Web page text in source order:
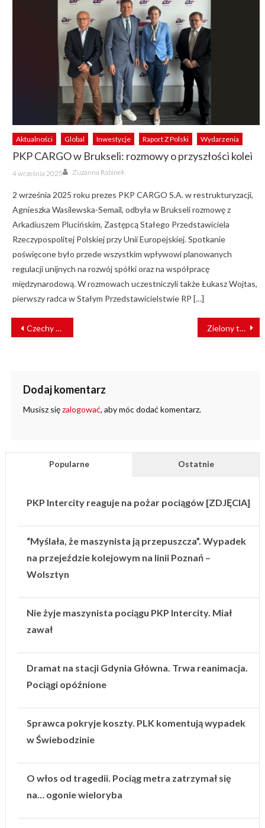
Aktualności Global Inwestycje Raport Z Polski Wydarzenia
PKP CARGO w Brukseli: rozmowy o przyszłości kolei
Posted
on
4 września 2025 Author
Zuzanna Rabinek
2 września 2025 roku prezes PKP CARGO S.A. w restrukturyzacji,
Agnieszka Wasilewska-Semail, odbyła w Brukseli rozmowę z
Arkadiuszem Plucińskim, Zastępcą Stałego Przedstawiciela
Rzeczypospolitej Polskiej przy Unii Europejskiej. Spotkanie
poświęcone było przede wszystkim wpływowi planowanych
regulacji unijnych na rozwój spółki oraz na współpracę
międzynarodową. W rozmowach uczestniczyli także Łukasz Wojtas,
pierwszy radca w Stałym Przedstawicielstwie RP […]
NAWIGACJA
WPISU
Czechy przeznaczają miliardy na inwestycje kolejowe w Brnie [WIZUALIZACJE] Zielony transport wjeżdża na zielone torowiska
Dodaj komentarz
Musisz sięzalogować, aby móc dodać komentarz.
Popularne Ostatnie
PKP Intercity reaguje na pożar pociągów [ZDJĘCIA]
“Myślała, że maszynista ją przepuszcza”. Wypadek
na przejeździe kolejowym na linii Poznań –
Wolsztyn
Nie żyje maszynista pociągu PKP Intercity. Miał
zawał
Dramat na stacji Gdynia Główna. Trwa reanimacja.
Pociągi opóźnione
Sprawca pokryje koszty. PLK komentują wypadek
w Świebodzinie
O włos od tragedii. Pociąg metra zatrzymał się
na… ogonie wieloryba